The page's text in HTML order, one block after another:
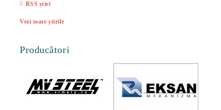
RSS știri
Vezi toate știrile
Producători